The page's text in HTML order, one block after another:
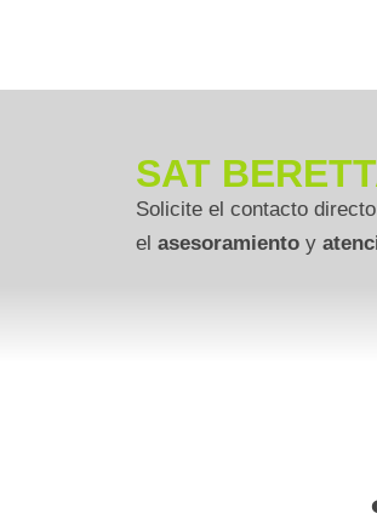
SAT
Solicite el contacto
el asesoramiento y